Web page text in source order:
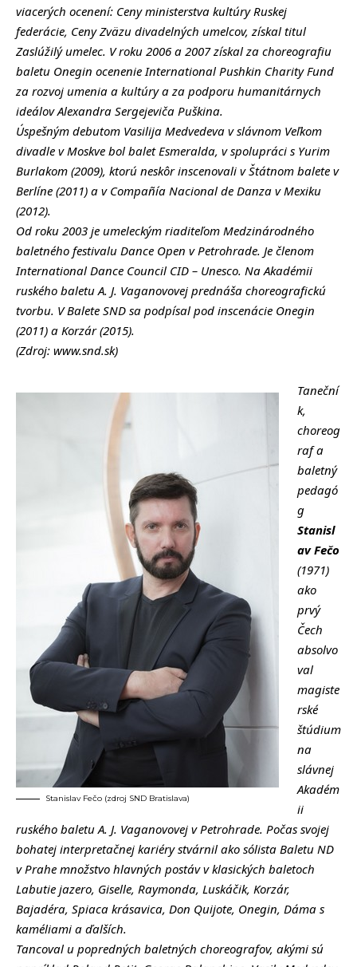
viacerých ocenení: Ceny ministerstva kultúry Ruskej
federácie, Ceny Zväzu divadelných umelcov, získal titul
Zaslúžilý umelec. V roku 2006 a 2007 získal za choreografiu
baletu Onegin ocenenie International Pushkin Charity Fund
za rozvoj umenia a kultúry a za podporu humanitárnych
ideálov Alexandra Sergejeviča Puškina.
Úspešným debutom Vasilija Medvedeva v slávnom Veľkom
divadle v Moskve bol balet Esmeralda, v spolupráci s Yurim
Burlakom (2009), ktorú neskôr inscenovali v Štátnom balete v
Berlíne (2011) a v Compañía Nacional de Danza v Mexiku
(2012).
Od roku 2003 je umeleckým riaditeľom Medzinárodného
baletného festivalu Dance Open v Petrohrade. Je členom
International Dance Council CID – Unesco. Na Akadémii
ruského baletu A. J. Vaganovovej prednáša choreografickú
tvorbu. V Balete SND sa podpísal pod inscenácie Onegin
(2011) a Korzár (2015).
(Zdroj: www.snd.sk)
Stanislav Fečo (zdroj SND Bratislava)
Taneční
k,
choreog
raf a
baletný
pedagó
g
Stanisl
av Fečo
(1971)
ako
prvý
Čech
absolvo
val
magiste
rské
štúdium
na
slávnej
Akadém
ii
ruského baletu A. J. Vaganovovej v Petrohrade. Počas svojej
bohatej interpretačnej kariéry stvárnil ako sólista Baletu ND
v Prahe množstvo hlavných postáv v klasických baletoch
Labutie jazero, Giselle, Raymonda, Luskáčik, Korzár,
Bajadéra, Spiaca krásavica, Don Quijote, Onegin, Dáma s
kaméliami a ďalších.
Tancoval u popredných baletných choreografov, akými sú